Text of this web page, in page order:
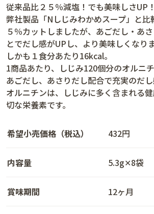
従来品比２５％減塩！でも美味しさUP
弊社製品「Nしじみわかめスープ」と比
５％カットしましたが、あごだし・あ
とでだし感がUPし、より美味しくなり
しかも１食分あたり16kcal。
1商品あたり、しじみ120個分のオルニ
あごだし、あさりだし配合で充実のだし
オルニチンは、しじみに多く含まれる
切な栄養素です。
希望小売価格（税込） 432円
内容量 5.3g✕8袋
賞味期間 12ヶ月